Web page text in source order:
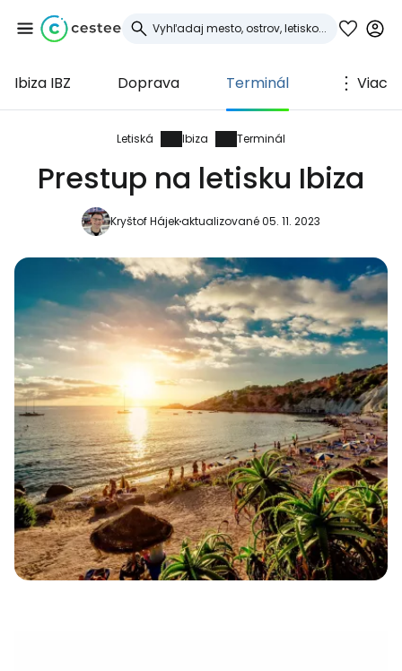
Ibiza IBZ Doprava Terminál Viac
Letiská Ibiza Terminál
Prestup na letisku Ibiza
Kryštof Hájekaktualizované 05. 11. 2023
Prihláste sa do
služby Cestee
... celosvetovej komunity cestovateľov
Pokračovať na Facebooku
Pokračovať s e-mailom